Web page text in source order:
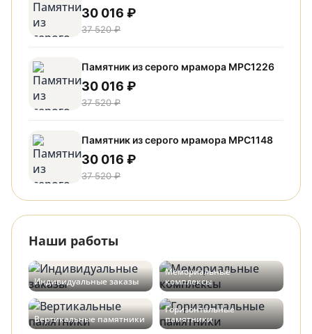
30 016 ₽
37 520 ₽
Памятник из серого мрамора МРС1226
30 016 ₽
37 520 ₽
Памятник из серого мрамора МРС1148
30 016 ₽
37 520 ₽
Наши работы
Индивидуальные заказы
Мемориальные
комплексы
Вертикальные памятники
Горизонтальные
памятники